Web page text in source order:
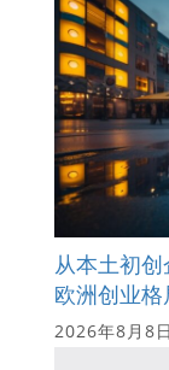
从本土初
欧洲创业
2026年8月8日